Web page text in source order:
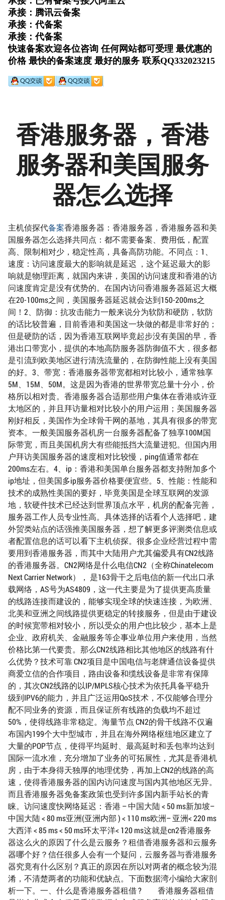
香港服务器，香港
服务器和美国服务
器怎么选择
主机侦探代备案香港服务器：香港服务器，香港服务器和美
国服务器怎么选择共同点：都不需要备案、费用低，配置
高、限制相对少，稳定性高，具备高防功能。不同点：1、
速度：访问速度最大的影响就是延迟 ，这个延迟最大的影
响就是物理距离，就国内来讲，美国的访问速度和香港的访
问速度肯定是没有优势的。在国内访问香港服务器延迟大概
在20-100ms之间，美国服务器延迟就会达到150-200ms之
间！2、防御：抗攻击能力一般来说分为软防和硬防，软防
的话比较普遍，目前香港和美国这一块做的都是非常好的；
但是硬防的话，因为香港互联网毕竟起步没有美国的早，香
港出口带宽小，提供的本地高防服务器防御值不大，很多都
是引流到欧美地区进行清洗流量的，在防御性能上没有美国
的好。3、带宽：香港服务器带宽都相对比较小，通常独享
5M、15M、50M。这是因为香港的世界带宽总量十分小，价
格所以相对贵。香港服务器合适那些用户集体在香港或许亚
太地区的，并且拜访量相对比较小的用户运用；美国服务器
刚好相反，美国作为全球骨干网的基地，其具有很多的带宽
资本。一般美国服务器机房一台服务器配备了独享100M国
际带宽，而且美国机房大有些能抵挡大流量进犯。但国内用
户拜访美国服务器的速度相对比较慢，ping值通常都在
200ms左右。4、ip：香港和美国单台服务器都支持附加多个
ip地址，但美国多ip服务器价格要便宜些。5、性能：性能和
技术的成熟性美国的要好，毕竟美国是全球互联网的发源
地，软硬件技术已经达到世界顶点水平，机房的配备完善，
服务器工作人员专业性高。具体选择的话看个人选择吧，建
外贸类站点的话强推美国服务器，想了解更多评测类信息或
者配置信息的话可以看下主机侦探。很多企业经营过程中需
要用到香港服务器，而其中大陆用户尤其偏爱具有CN2线路
的香港服务器。CN2网络是什么电信CN2（全称Chinatelecom
Next Carrier Network）， 是163骨干之后电信的新一代出口承
载网络，AS号为AS4809，这一代主要是为了提供更高质量
的线路连接而建设的，能够实现全球的快速连接，为欧洲、
北美和亚洲之间线路提供更稳定的转接服务，但是由于建设
的时候宽带相对较小，所以受众的用户也比较少，基本上是
企业、政府机关、金融服务等企事业单位用户来使用，当然
价格比第一代要贵。那么CN2线路相比其他地区的线路有什
么优势？技术可靠 CN2项目是中国电信与老牌通信设备提供
商爱立信的合作项目，路由设备和缆线设备是非常有保障
的，其次CN2线路的以IP/MPLS核心技术为依托具备平稳升
级到IPV6的能力，并且广泛运用QoS技术，不仅能够合理分
配不同业务的资源，而且保证所有线路的负载均不超过
50%，使得线路非常稳定。海量节点 CN2的骨干线路不仅遍
布国内199个大中型城市，并且在海外网络枢纽地区建立了
大量的POP节点，使得平均延时、最高延时和丢包率均达到
国际一流水准，充分增加了业务的可拓展性，尤其是香港机
房，由于本身得天独厚的地理优势，再加上CN2的线路的高
速，使得香港服务器的国内访问速度与国内其他地区无异。
而且香港服务器免备案政策也受到许多国内新手站长的青
睐。访问速度快网络延迟：香港 – 中国大陆 < 50 ms新加坡–
中国大陆 < 80 ms亚洲(亚洲内部 ) < 110 ms欧洲– 亚洲< 220 ms
大西洋 < 85 ms < 50 ms环太平洋< 120 ms这就是cn2香港服务
器这么火的原因了什么是云服务？租借香港服务器和云服务
器哪个好？信任很多人会有一个疑问，云服务器与香港服务
器究竟有什么区别？真正的原因在所以对两者的概念较为混
淆，不清楚两者的功能和优缺点。下面数据湾小编给大家剖
析一下。一、什么是香港服务器租借 ? 香港服务器租借